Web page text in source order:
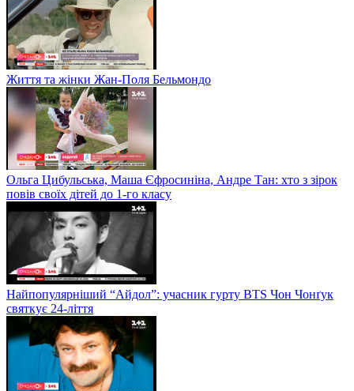
Життя та жінки Жан-Поля Бельмондо
Ольга Цибульська, Маша Єфросиніна, Андре Тан: хто з зірок
повів своїх дітей до 1-го класу
Найпопулярніший “Айдол”: учасник гурту BTS Чон Чонґук
святкує 24-ліття